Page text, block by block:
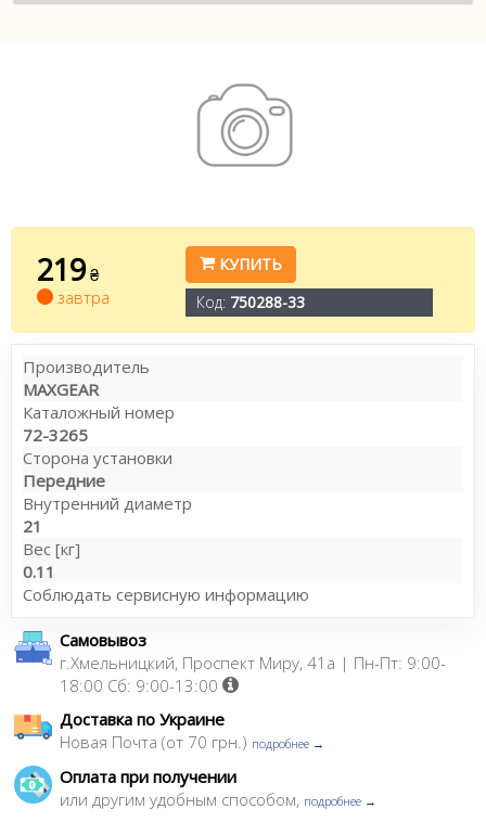
219 ₴
завтра
КУПИТЬ
Код: 750288-33
Производитель
MAXGEAR
Каталожный номер
72-3265
Сторона установки
Передние
Внутренний диаметр
21
Вес [кг]
0.11
Соблюдать сервисную информацию
Самовывоз
г.Хмельницкий, Проспект Миру, 41а | Пн-Пт: 9:00-
18:00 Сб: 9:00-13:00
Доставка по Украине
Новая Почта (от 70 грн.) подробнее →
Оплата при получении
или другим удобным способом, подробнее →